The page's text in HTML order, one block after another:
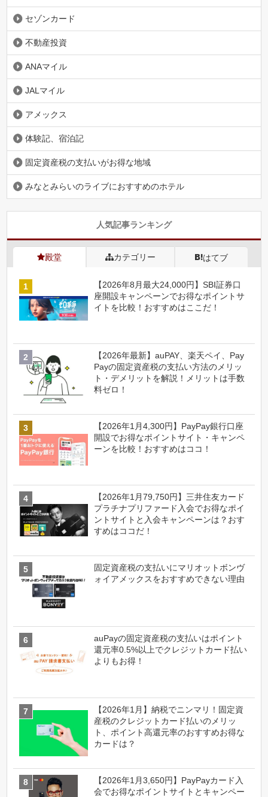
セゾンカード
不動産投資
ANAマイル
JALマイル
アメックス
体験記、宿泊記
固定資産税の支払いがお得な地域
みなとみらいのライブにおすすめのホテル
人気記事ランキング
殿堂 カテゴリー はてブ
【2026年8月最大24,000円】SBI証券口
座開設キャンペーンでお得なポイントサ
イトを比較！おすすめはここだ！
【2026年最新】auPAY、楽天ペイ、Pay
Payの固定資産税の支払い方法のメリッ
ト・デメリットを解説！メリットは手数
料ゼロ！
【2026年1月4,300円】PayPay銀行口座
開設でお得なポイントサイト・キャンペ
ーンを比較！おすすめはココ！
【2026年1月79,750円】三井住友カード
プラチナプリファード入会でお得なポイ
ントサイトと入会キャンペーンは？おす
すめはココだ！
固定資産税の支払いにマリオットボンヴ
ォイアメックスをおすすめできない理由
auPayの固定資産税の支払いはポイント
還元率0.5%以上でクレジットカード払い
よりもお得！
【2026年1月】納税でニンマリ！固定資
産税のクレジットカード払いのメリッ
ト、ポイント高還元率のおすすめお得な
カードは？
【2026年1月3,650円】PayPayカード入
会でお得なポイントサイトとキャンペー